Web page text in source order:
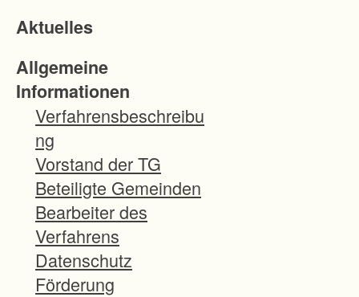
Aktuelles
Allgemeine
Informationen
Verfahrensbeschreibu
ng
Vorstand der TG
Beteiligte Gemeinden
Bearbeiter des
Verfahrens
Datenschutz
Förderung